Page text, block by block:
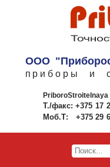
ООО
приборы и
Т./факс: +375 17
Моб.Т:
+375 29